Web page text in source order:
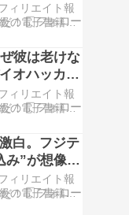
ィリエイト報
の電子書籍
AVなんてい
ロッチ・透け
角ベスト！〓
女パンツが毎
彼は老けな
オハッカー
選【食事、
ィリエイト報
の電子書籍
AVなんてい
ロッチ・透け
角ベスト！〓
女パンツが毎
白。フジテ
み”が想像以
ィリエイト報
の電子書籍
AVなんてい